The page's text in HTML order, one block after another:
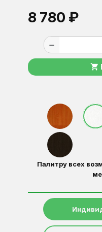
8 780 ₽
remove
shopping_cart
Палитру всех